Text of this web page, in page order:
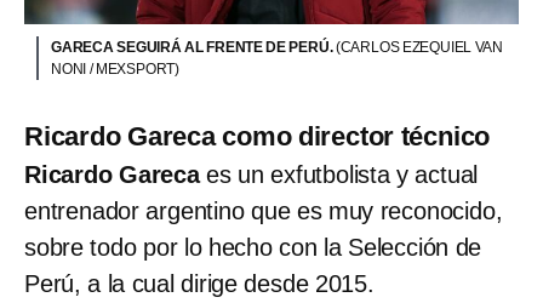
GARECA SEGUIRÁ AL FRENTE DE PERÚ.(CARLOS EZEQUIEL VAN
NONI / MEXSPORT)
Ricardo Gareca como director técnico
Ricardo Garecaes un exfutbolista y actual
entrenador argentino que es muy reconocido,
sobre todo por lo hecho con la Selección de
Perú, a la cual dirige desde 2015.